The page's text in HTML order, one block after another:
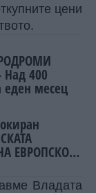
цени
400
еден месец
ЕВРОПСКОТО
Владата